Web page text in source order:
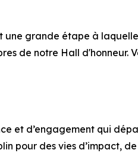
grande étape à laquelle
de notre Hall d'honneur.
et d’engagement qui
pour des vies d’impact,